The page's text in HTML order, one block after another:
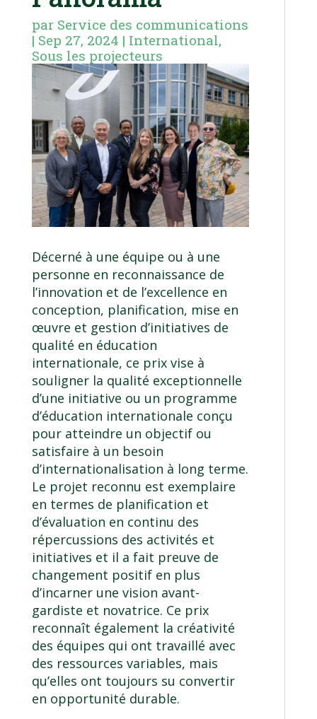
par Service des communications
| Sep 27, 2024 | International,
Sous les projecteurs
Décerné à une équipe ou à une
personne en reconnaissance de
l’innovation et de l’excellence en
conception, planification, mise en
œuvre et gestion d’initiatives de
qualité en éducation
internationale, ce prix vise à
souligner la qualité exceptionnelle
d’une initiative ou un programme
d’éducation internationale conçu
pour atteindre un objectif ou
satisfaire à un besoin
d’internationalisation à long terme.
Le projet reconnu est exemplaire
en termes de planification et
d’évaluation en continu des
répercussions des activités et
initiatives et il a fait preuve de
changement positif en plus
d’incarner une vision avant-
gardiste et novatrice. Ce prix
reconnaît également la créativité
des équipes qui ont travaillé avec
des ressources variables, mais
qu’elles ont toujours su convertir
en opportunité durable.